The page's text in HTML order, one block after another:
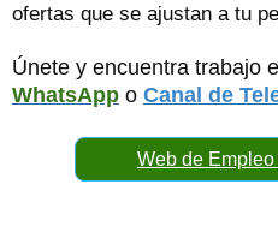
ofertas que se ajustan a tu
Únete y encuentra trabajo
WhatsApp o Canal de
Web de